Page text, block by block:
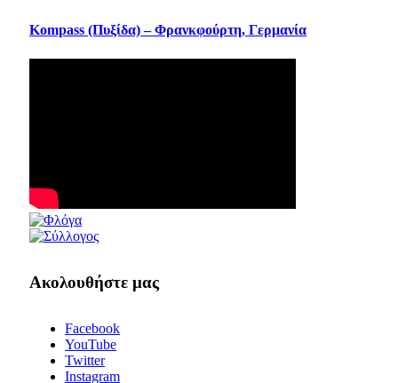
Κompass (Πυξίδα) – Φρανκφούρτη, Γερμανία
Ακολουθήστε μας
Facebook
YouTube
Twitter
Instagram